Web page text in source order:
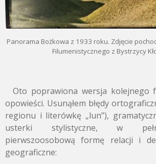
Panorama Bożkowa z 1933 roku. Zdjęcie
Filumenistycznego z Bystrzycy
Oto poprawiona wersja kolejnego
opowieści. Usunąłem błędy
regionu i literówkę „lun”),
usterki stylistyczne, w
pierwszoosobową formę relacji i
geograficzne: